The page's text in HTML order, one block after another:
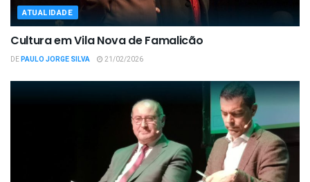
ATUALIDADE
Cultura em Vila Nova de Famalicão
DEPAULO JORGE SILVA 21/02/2026